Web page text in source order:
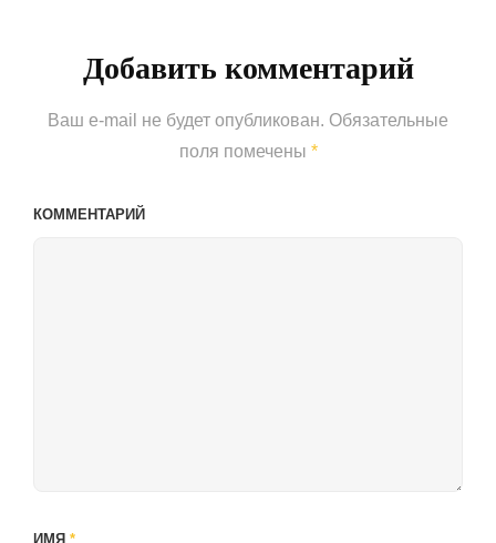
Добавить комментарий
Ваш e-mail не будет опубликован. Обязательные
поля помечены *
КОММЕНТАРИЙ
ИМЯ *